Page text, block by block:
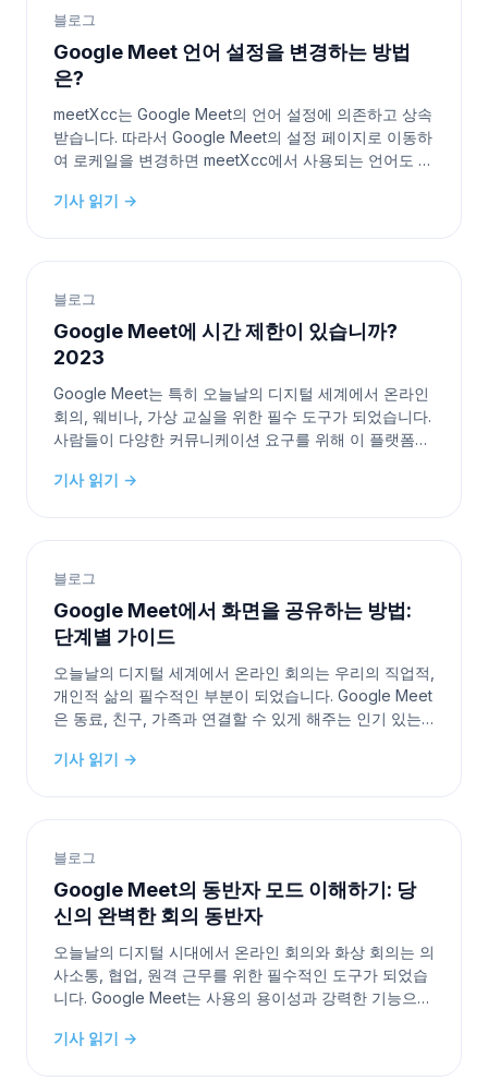
블로그
Google Meet 언어 설정을 변경하는 방법
은?
meetXcc는 Google Meet의 언어 설정에 의존하고 상속
받습니다. 따라서 Google Meet의 설정 페이지로 이동하
여 로케일을 변경하면 meetXcc에서 사용되는 언어도 업
막 언어 변경 및 저장 혼란을 드려 죄송합니다. meetXcc
기사 읽기 →
블로그
Google Meet에 시간 제한이 있습니까?
2023
Google Meet는 특히 오늘날의 디지털 세계에서 온라인
회의, 웨비나, 가상 교실을 위한 필수 도구가 되었습니다.
사람들이 다양한 커뮤니케이션 요구를 위해 이 플랫폼에
Meet에는 시간 제한이 있나요? 이 기사에서는 Google
기사 읽기 →
블로그
Google Meet에서 화면을 공유하는 방법:
단계별 가이드
오늘날의 디지털 세계에서 온라인 회의는 우리의 직업적,
개인적 삶의 필수적인 부분이 되었습니다. Google Meet
은 동료, 친구, 가족과 연결할 수 있게 해주는 인기 있는
들어줍니다. Google Meet의 주요 기능 중 하나는 화면
기사 읽기 →
블로그
Google Meet의 동반자 모드 이해하기: 당
신의 완벽한 회의 동반자
오늘날의 디지털 시대에서 온라인 회의와 화상 회의는 의
사소통, 협업, 원격 근무를 위한 필수적인 도구가 되었습
니다. Google Meet는 사용의 용이성과 강력한 기능으로
에서 “동반자 모드”는 회의 경험을 향상시키는 가치 있는
기사 읽기 →